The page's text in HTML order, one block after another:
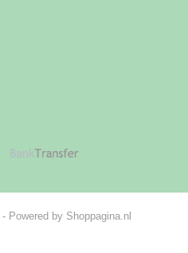
Powered by Shoppagina.nl